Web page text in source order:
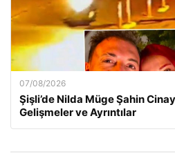
07/08/2026
Şişli’de Nilda Müge Şahin
Gelişmeler ve Ayrıntılar